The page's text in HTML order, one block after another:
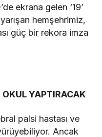
ekrana gelen ‘19’
hemşehrimiz,
güç bir rekora imza
OKUL YAPTIRACAK
palsi hastası ve
Ancak